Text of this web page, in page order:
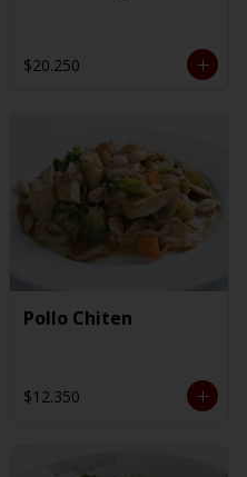
$20.250
Pollo Chiten
$12.350